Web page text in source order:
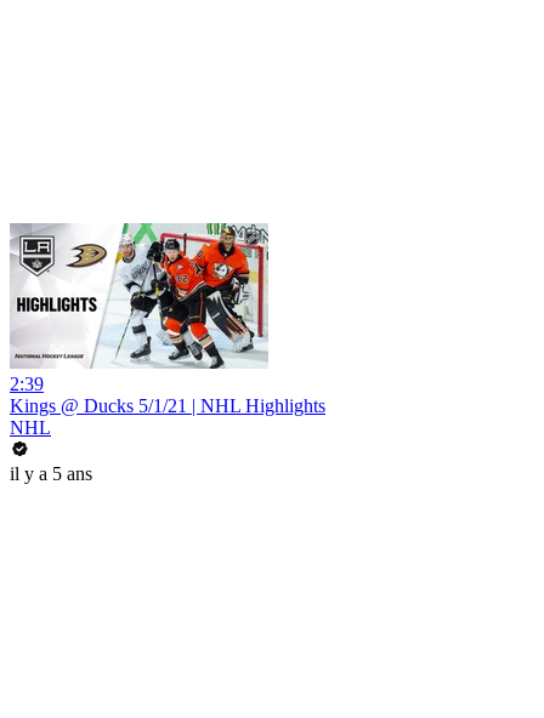
2:39
Kings @ Ducks 5/1/21 | NHL Highlights
NHL
il y a 5 ans